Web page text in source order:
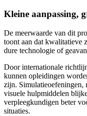
Kleine aanpassing,
De meerwaarde van dit
toont aan dat kwalitatieve
dure technologie of
Door internationale
kunnen opleidingen
zijn. Simulatieoefeningen,
visuele hulpmiddelen
verpleegkundigen beter
situaties.